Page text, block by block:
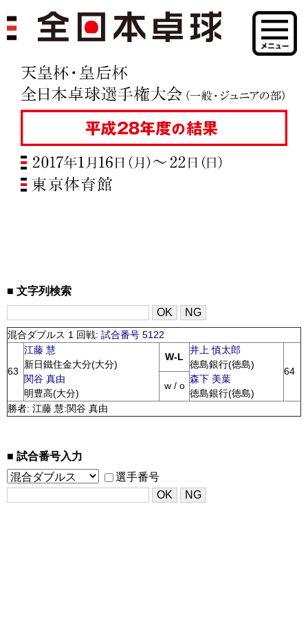
文字列検索
混合ダブルス 1 回戦: 試合番号 5122
63
江藤 慧
新日鐵住金大分(大分)
関谷 真由
明豊高(大分)
W-L
井上 慎太郎
徳島銀行(徳島)
森下 美葉
徳島銀行(徳島)
64
w / o
勝者: 江藤 慧:関谷 真由
試合番号入力
選手番号